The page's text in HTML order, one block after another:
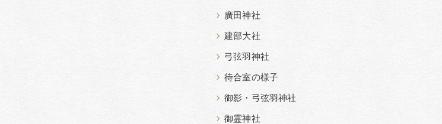
廣田神社
建部大社
弓弦羽神社
待合室の様子
御影・弓弦羽神社
御霊神社